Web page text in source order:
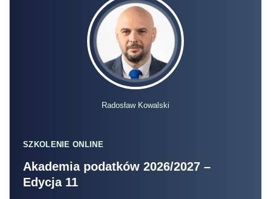
Radosław Kowalski
SZKOLENIE ONLINE
Akademia podatków 2026/2027 –
Edycja 11